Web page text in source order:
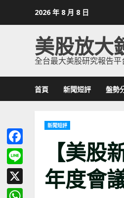
2026 年 8 月 8 日
美股放大
全台最大美股研究報告平
首頁 新聞短評 盤勢
新聞短評
【美
年度會
Facebook
Line
X